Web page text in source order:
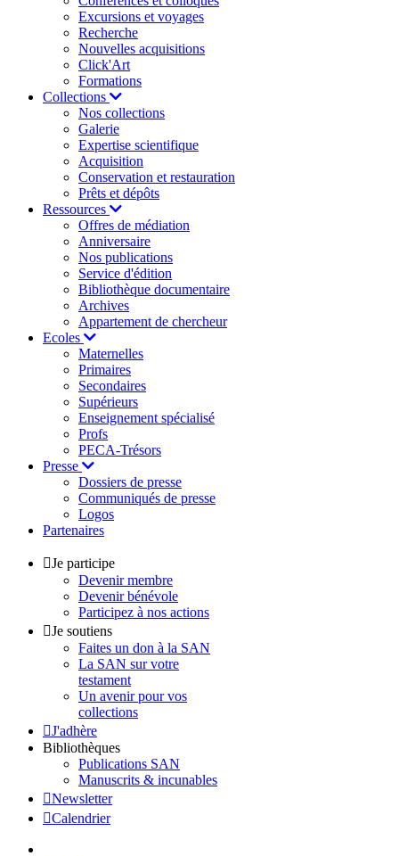
Excursions et voyages
Recherche
Nouvelles acquisitions
Click'Art
Formations
Collections
Nos collections
Galerie
Expertise scientifique
Acquisition
Conservation et restauration
Prêts et dépôts
Ressources
Offres de médiation
Anniversaire
Nos publications
Service d'édition
Bibliothèque documentaire
Archives
Appartement de chercheur
Ecoles
Maternelles
Primaires
Secondaires
Supérieurs
Enseignement spécialisé
Profs
PECA-Trésors
Presse
Dossiers de presse
Communiqués de presse
Logos
Partenaires
Je participe
Devenir membre
Devenir bénévole
Participez à nos actions
Je soutiens
Faites un don à la SAN
La SAN sur votre
testament
Un avenir pour vos
collections
J'adhère
Bibliothèques
Publications SAN
Manuscrits & incunables
Newsletter
Calendrier